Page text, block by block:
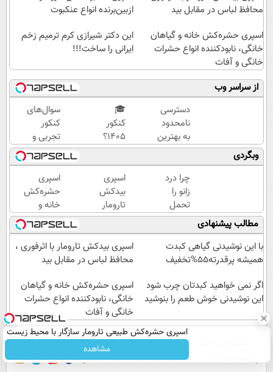
محافظ لباس در مقابل بید
ازبین‌برنده انواع عنکبوت
اسپری حشره‌کش خانه و گیاهان
خانگی، نابودکننده انواع حشرات
خانگی و آفات
این دکتر شیرازی کرم ترمیم زخم
ایرانی را ساخت!!!
از سراسر وب
دسترسی
نامحدود
به بهترین
آموزش‌ها
تا روز
کنکور
🎓
کنکور
۱۴۰5؟
ماز
تابستون
و تو یک
هفتع
جمع
میکنه
🏆
سوال‌های
کنکور
تجربی و
ریاضی در
پکیج ماز
وبگردی
چرا درد
زانو را
تحمل
می‌کنی؟
خیلی
ساده
درمنزل
کن
اسپری
بیدکش
تارومار
با
اثرفوری
،
محافظ
در
مقابل
بید
اسپری
حشره‌کش
خانه و
گیاهان
خانگی،
نابودکننده
انواع
خانگی و
آفات
مطالب پیشنهادی
با این نوشیدنی گیاهی کبدت
همیشه پرقدرته55%تخفیف
اسپری بیدکش تارومار با اثرفوری ،
محافظ لباس در مقابل بید
اگر نمی خواهید کبدتان چرب شود
این نوشیدنی خوش طعم را بنوشید
اسپری حشره‌کش خانه و گیاهان
خانگی، نابودکننده انواع حشرات
خانگی و آفات
اسپری حشره‌کش طبیعی تارومار سازگار با محیط زیست
و با محافظت طبیعی
مشاهده عصر ایران۲ تماس با ما
آب و هوا اوقات شرعی سواد زندگی